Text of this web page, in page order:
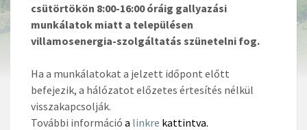
csütörtökön 8:00-16:00 óráig gallyazási
munkálatok miatt a településen
villamosenergia-szolgáltatás szünetelni fog.
Ha a munkálatokat a jelzett időpont előtt
befejezik, a hálózatot előzetes értesítés nélkül
visszakapcsolják.
További információ a linkre kattintva.